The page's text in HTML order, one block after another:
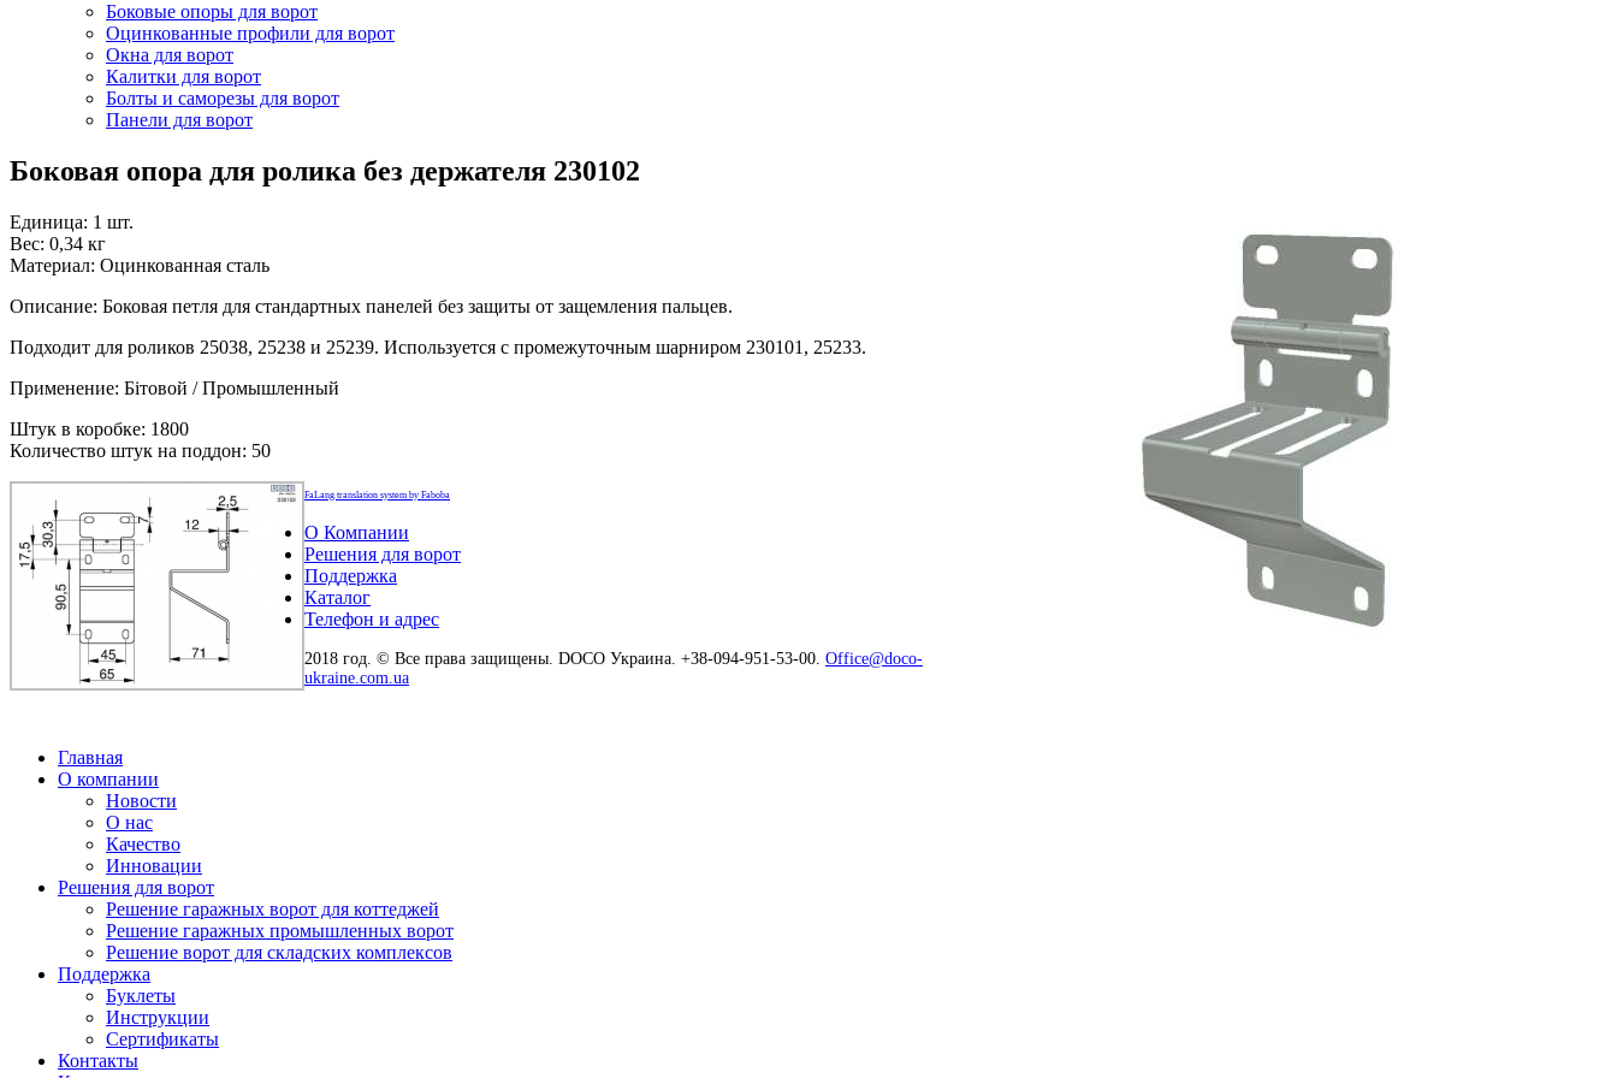
Боковые опоры для ворот
Оцинкованные профили для ворот
Окна для ворот
Калитки для ворот
Болты и саморезы для ворот
Панели для ворот
Боковая опора для ролика без держателя 230102
Единица: 1 шт.
Вес: 0,34 кг
Материал: Оцинкованная сталь
Описание: Боковая петля для стандартных панелей без защиты от защемления пальцев.
Подходит для роликов 25038, 25238 и 25239. Используется с промежуточным шарниром 230101, 25233.
Применение: Бітовой / Промышленный
Штук в коробке: 1800
Количество штук на поддон: 50
FaLang translation system by Faboba
О Компании
Решения для ворот
Поддержка
Каталог
Телефон и адрес
2018 год. © Все права защищены. DOCO Украина. +38-094-951-53-00. Office@doco-
ukraine.com.ua
Главная
О компании
Новости
О нас
Качество
Инновации
Решения для ворот
Решение гаражных ворот для коттеджей
Решение гаражных промышленных ворот
Решение ворот для складских комплексов
Поддержка
Буклеты
Инструкции
Сертификаты
Контакты